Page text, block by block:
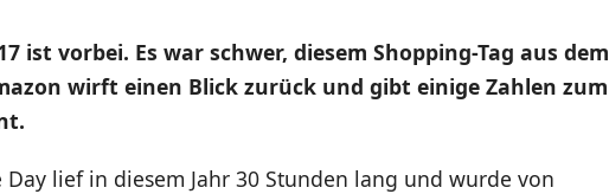
ist vorbei. Es war schwer, diesem Shopping-Tag aus dem
wirft einen Blick zurück und gibt einige Zahlen zum
Day lief in diesem Jahr 30 Stunden lang und wurde von